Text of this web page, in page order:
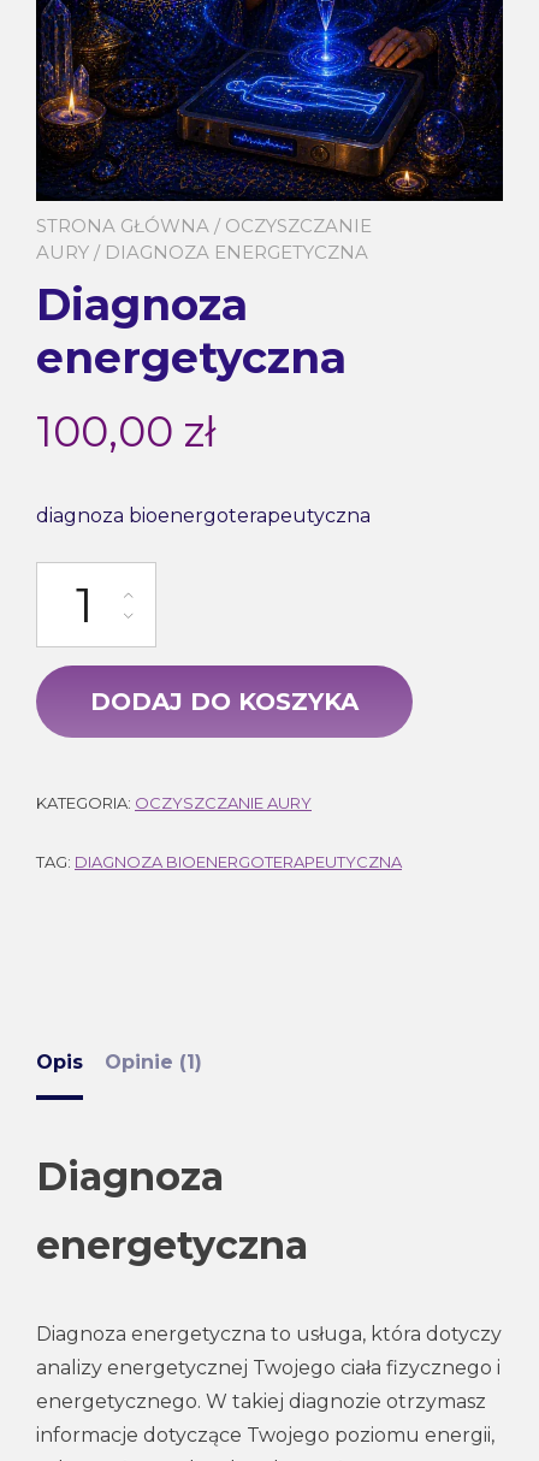
STRONA GŁÓWNA / OCZYSZCZANIE
AURY / DIAGNOZA ENERGETYCZNA
Diagnoza
energetyczna
100,00 zł
diagnoza bioenergoterapeutyczna
DODAJ DO KOSZYKA
KATEGORIA: OCZYSZCZANIE AURY
TAG: DIAGNOZA BIOENERGOTERAPEUTYCZNA
Opis Opinie (1)
Diagnoza
energetyczna
Diagnoza energetyczna to usługa, która dotyczy
analizy energetycznej Twojego ciała fizycznego i
energetycznego. W takiej diagnozie otrzymasz
informacje dotyczące Twojego poziomu energii,